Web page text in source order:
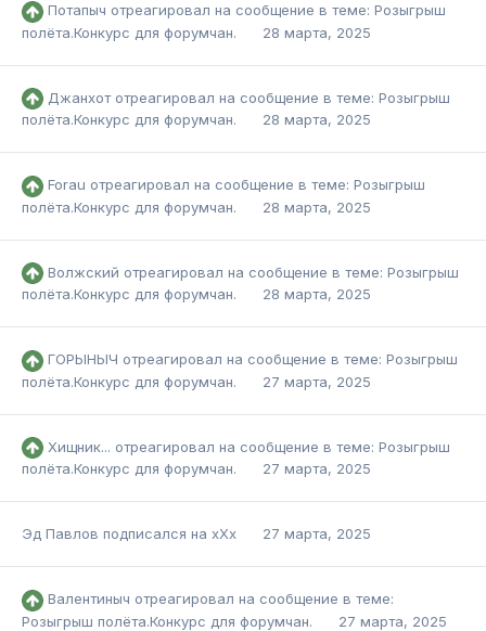
Потапыч отреагировал на сообщение в теме: Розыгрыш
полёта.Конкурс для форумчан.
28 марта, 2025
Джанхототреагировал на сообщение в теме: Розыгрыш
полёта.Конкурс для форумчан.
28 марта, 2025
Forau отреагировал на сообщение в теме: Розыгрыш
полёта.Конкурс для форумчан.
28 марта, 2025
Волжский отреагировал на сообщение в теме: Розыгрыш
полёта.Конкурс для форумчан.
28 марта, 2025
ГОРЫНЫЧ отреагировал на сообщение в теме: Розыгрыш
полёта.Конкурс для форумчан.
27 марта, 2025
Хищник... отреагировал на сообщение в теме: Розыгрыш
полёта.Конкурс для форумчан.
27 марта, 2025
Эд Павлов подписался на хХх 27 марта, 2025
Валентиныч отреагировал на сообщение в теме:
Розыгрыш полёта.Конкурс для форумчан.
27 марта, 2025